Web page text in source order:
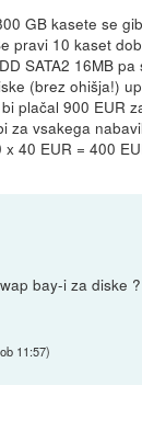
GB kasete se
pravi 10 kaset
SATA2 16MB
(brez ohišja!)
plačal 900 EUR
za vsakega
40 EUR = 400
bay-i za diske ?
11:57)